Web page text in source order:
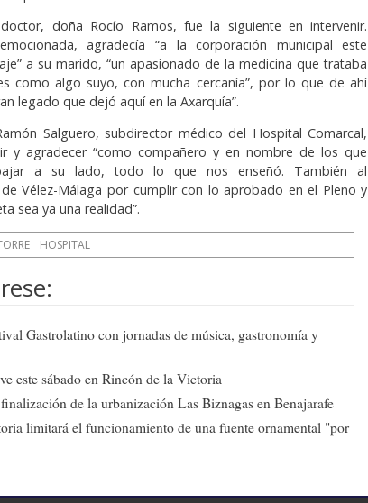
doña Rocío Ramos, fue la siguiente en intervenir.
agradecía “a la corporación municipal este
a su marido, “un apasionado de la medicina que trataba
como algo suyo, con mucha cercanía”, por lo que de ahí
legado que dejó aquí en la Axarquía”.
Salguero, subdirector médico del Hospital Comarcal,
y agradecer “como compañero y en nombre de los que
a su lado, todo lo que nos enseñó. También al
Vélez-Málaga por cumplir con lo aprobado en el Pleno y
sea ya una realidad”.
HOSPITAL
Gastrolatino con jornadas de música, gastronomía y
este sábado en Rincón de la Victoria
de la urbanización Las Biznagas en Benajarafe
limitará el funcionamiento de una fuente ornamental "por